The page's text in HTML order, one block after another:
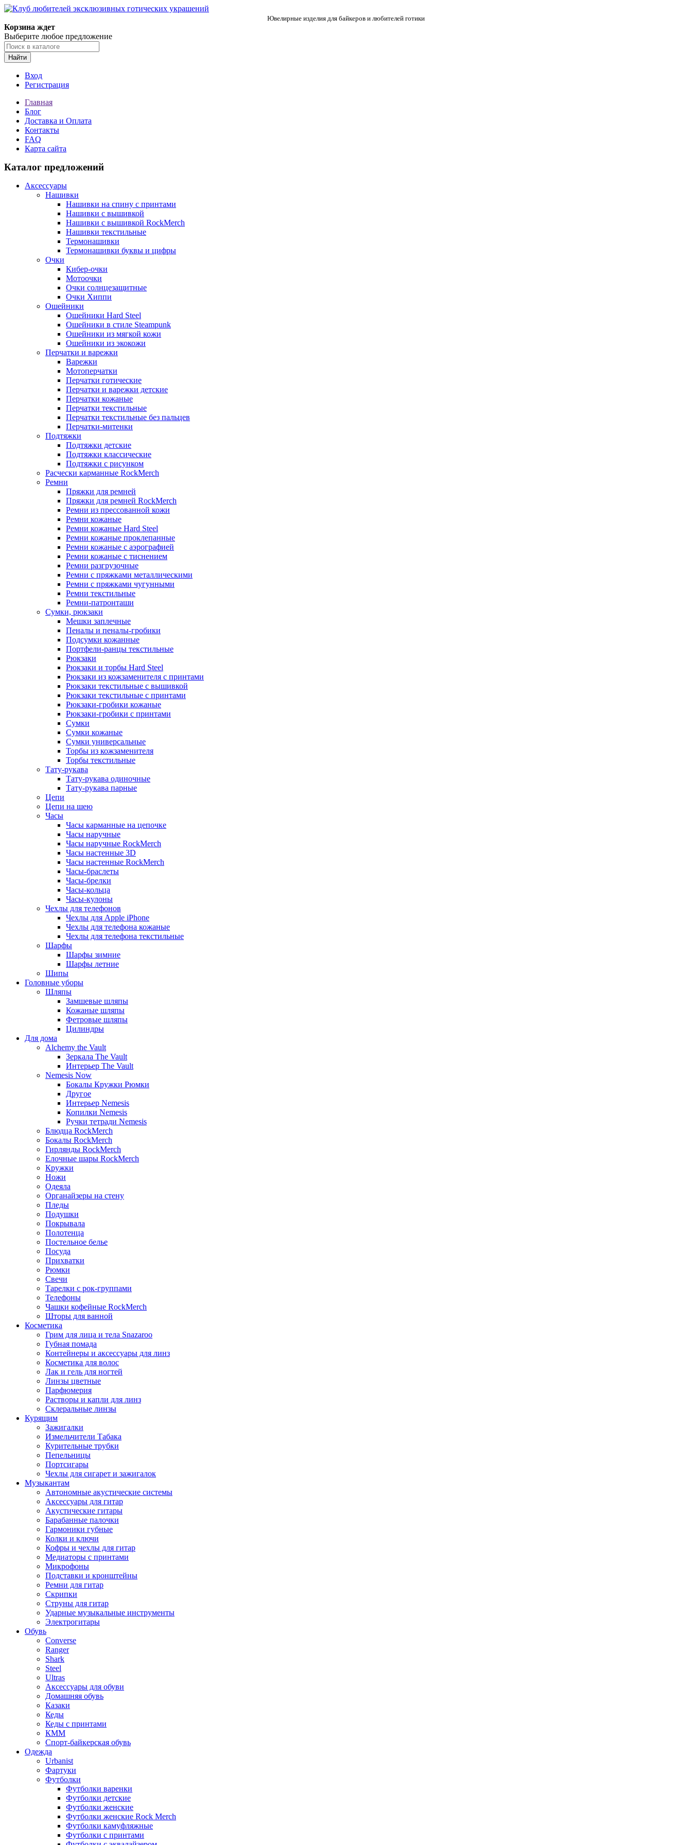
Ювелирные изделия для байкеров и любителей готики
Корзина ждет
Выберите любое предложение
Найти
Вход
Регистрация
Главная
Блог
Доставка и Оплата
Контакты
FAQ
Карта сайта
Каталог предложений
Аксессуары
Нашивки
Нашивки на спину с принтами
Нашивки с вышивкой
Нашивки с вышивкой RockMerch
Нашивки текстильные
Термонашивки
Термонашивки буквы и цифры
Очки
Кибер-очки
Мотоочки
Очки солнцезащитные
Очки Хиппи
Ошейники
Ошейники Hard Steel
Ошейники в стиле Steampunk
Ошейники из мягкой кожи
Ошейники из экокожи
Перчатки и варежки
Варежки
Мотоперчатки
Перчатки готические
Перчатки и варежки детские
Перчатки кожаные
Перчатки текстильные
Перчатки текстильные без пальцев
Перчатки-митенки
Подтяжки
Подтяжки детские
Подтяжки классические
Подтяжки с рисунком
Расчески карманные RockMerch
Ремни
Пряжки для ремней
Пряжки для ремней RockMerch
Ремни из прессованной кожи
Ремни кожаные
Ремни кожаные Hard Steel
Ремни кожаные проклепанные
Ремни кожаные с аэрографией
Ремни кожаные с тиснением
Ремни разгрузочные
Ремни с пряжками металлическими
Ремни с пряжками чугунными
Ремни текстильные
Ремни-патронташи
Сумки, рюкзаки
Мешки заплечные
Пеналы и пеналы-гробики
Подсумки кожанные
Портфели-ранцы текстильные
Рюкзаки
Рюкзаки и торбы Hard Steel
Рюкзаки из кожзаменителя с принтами
Рюкзаки текстильные с вышивкой
Рюкзаки текстильные с принтами
Рюкзаки-гробики кожаные
Рюкзаки-гробики с принтами
Сумки
Сумки кожаные
Сумки универсальные
Торбы из кожзаменителя
Торбы текстильные
Тату-рукава
Тату-рукава одиночные
Тату-рукава парные
Цепи
Цепи на шею
Часы
Часы карманные на цепочке
Часы наручные
Часы наручные RockMerch
Часы настенные 3D
Часы настенные RockMerch
Часы-браслеты
Часы-брелки
Часы-кольца
Часы-кулоны
Чехлы для телефонов
Чехлы для Apple iPhone
Чехлы для телефона кожаные
Чехлы для телефона текстильные
Шарфы
Шарфы зимние
Шарфы летние
Шипы
Головные уборы
Шляпы
Замшевые шляпы
Кожаные шляпы
Фетровые шляпы
Цилиндры
Для дома
Alchemy the Vault
Зеркала The Vault
Интерьер The Vault
Nemesis Now
Бокалы Кружки Рюмки
Другое
Интерьер Nemesis
Копилки Nemesis
Ручки тетради Nemesis
Блюдца RockMerch
Бокалы RockMerch
Гирлянды RockMerch
Елочные шары RockMerch
Кружки
Ножи
Одеяла
Органайзеры на стену
Пледы
Подушки
Покрывала
Полотенца
Постельное белье
Посуда
Прихватки
Рюмки
Свечи
Тарелки с рок-группами
Телефоны
Чашки кофейные RockMerch
Шторы для ванной
Косметика
Грим для лица и тела Snazaroo
Губная помада
Контейнеры и аксессуары для линз
Косметика для волос
Лак и гель для ногтей
Линзы цветные
Парфюмерия
Растворы и капли для линз
Склеральные линзы
Курящим
Зажигалки
Измельчители Табака
Курительные трубки
Пепельницы
Портсигары
Чехлы для сигарет и зажигалок
Музыкантам
Автономные акустические системы
Аксессуары для гитар
Акустические гитары
Барабанные палочки
Гармоники губные
Колки и ключи
Кофры и чехлы для гитар
Медиаторы с принтами
Микрофоны
Подставки и кронштейны
Ремни для гитар
Скрипки
Струны для гитар
Ударные музыкальные инструменты
Электрогитары
Обувь
Converse
Ranger
Shark
Steel
Ultras
Аксессуары для обуви
Домашняя обувь
Казаки
Кеды
Кеды с принтами
КММ
Спорт-байкерская обувь
Одежда
Urbanist
Фартуки
Футболки
Футболки варенки
Футболки детские
Футболки женские
Футболки женские Rock Merch
Футболки камуфляжные
Футболки с принтами